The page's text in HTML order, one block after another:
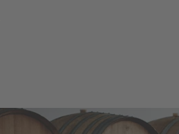
HÖHENLAGEN